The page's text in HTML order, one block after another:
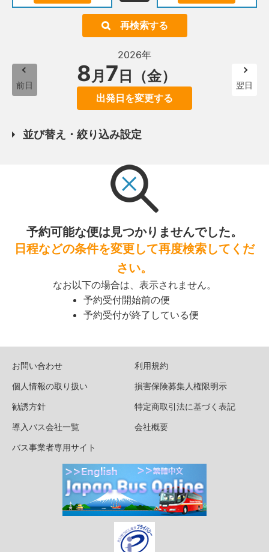
再検索する
前日
2026年
8月 7 日（金）
出発日を変更する
翌日
並び替え・絞り込み設定
予約可能な便は見つかりませんでした。
日程などの条件を変更して再度検索してくだ
さい。
なお以下の場合は、表示されません。
予約受付開始前の便
予約受付が終了している便
お問い合わせ
利用規約
個人情報の取り扱い
損害保険募集人権限明示
勧誘方針
特定商取引法に基づく表記
導入バス会社一覧
会社概要
バス事業者専用サイト